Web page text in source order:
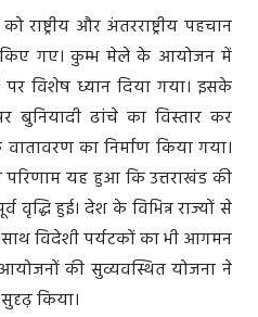
राष्ट्रीय और अंतरराष्ट्रीय पहचान
किए गए। कुम्भ मेले के आयोजन में
विशेष ध्यान दिया गया। इसके
बुनियादी ढांचे का विस्तार कर
का निर्माण किया गया।
परिणाम यह हुआ कि उत्तराखंड की
वृद्धि हुई। देश के विभिन्न राज्यों से
विदेशी पर्यटकों का भी आगमन
की सुव्यवस्थित योजना ने
किया।